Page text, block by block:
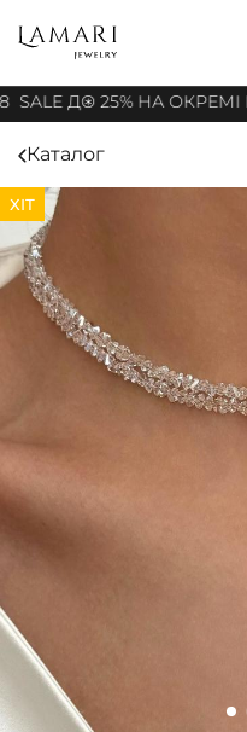
SALE ДО 25% НА ОКРЕМІ
Каталог
ХІТ